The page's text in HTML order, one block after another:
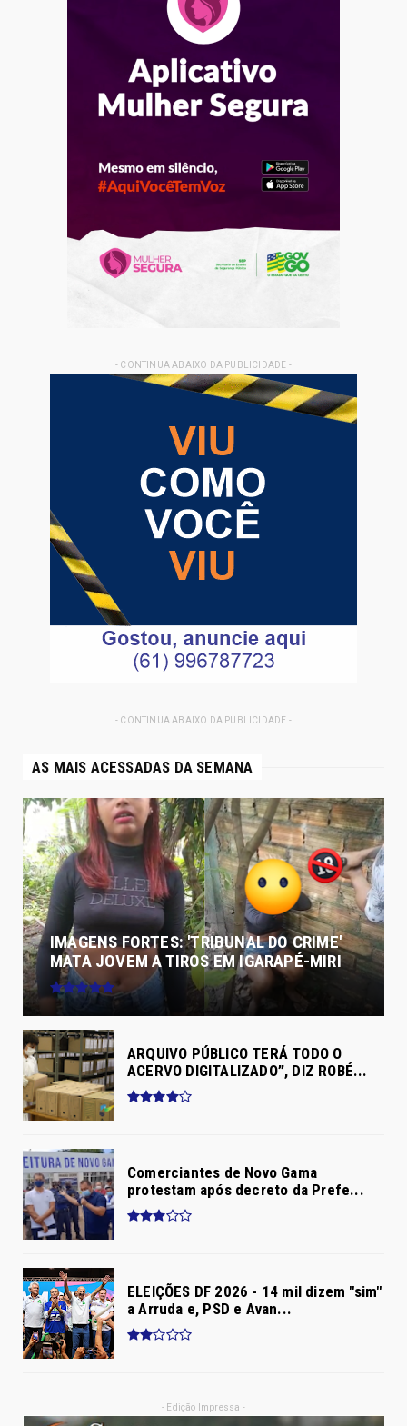
- CONTINUA ABAIXO DA PUBLICIDADE -
- CONTINUA ABAIXO DA PUBLICIDADE -
AS MAIS ACESSADAS DA SEMANA
IMAGENS FORTES: 'TRIBUNAL DO CRIME'
MATA JOVEM A TIROS EM IGARAPÉ-MIRI
ARQUIVO PÚBLICO TERÁ TODO O
ACERVO DIGITALIZADO”, DIZ ROBÉ...
Comerciantes de Novo Gama
protestam após decreto da Prefe...
ELEIÇÕES DF 2026 - 14 mil dizem "sim"
a Arruda e, PSD e Avan...
- Edição Impressa -